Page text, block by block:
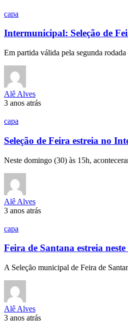
capa
Intermunicipal: Seleção de
Em partida válida pela segunda
Alê Alves
3 anos atrás
capa
Seleção de Feira estreia no
Neste domingo (30) às 15h,
Alê Alves
3 anos atrás
capa
Feira de Santana estreia
A Seleção municipal de Feira de
Alê Alves
3 anos atrás